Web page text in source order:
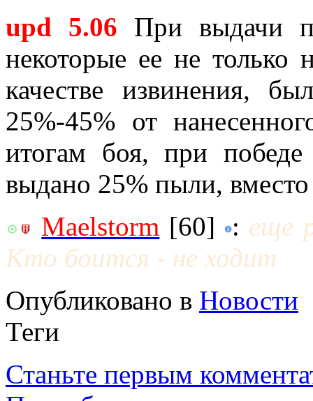
upd 5.06 При выдачи
некоторые ее не
качестве извинения,
25%-45% от
итогам боя, при
выдано 25% пыли,
Maelstorm [60] : еще
Кто боится - не ходит
Опубликовано в Новости
Теги
Станьте первым